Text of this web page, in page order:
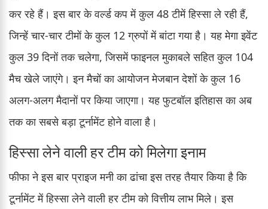
कर रहे हैं। इस बार के वर्ल्ड कप में कुल 48 टीमें हिस्सा ले रही हैं,
जिन्हें चार-चार टीमों के कुल 12 ग्रुपों में बांटा गया है। यह मेगा इवेंट
कुल 39 दिनों तक चलेगा, जिसमें फाइनल मुकाबले सहित कुल 104
मैच खेले जाएंगे। इन मैचों का आयोजन मेजबान देशों के कुल 16
अलग-अलग मैदानों पर किया जाएगा। यह फुटबॉल इतिहास का अब
तक का सबसे बड़ा टूर्नामेंट होने वाला है।
हिस्सा लेने वाली हर टीम को मिलेगा इनाम
फीफा ने इस बार प्राइज मनी का ढांचा इस तरह तैयार किया है कि
टूर्नामेंट में हिस्सा लेने वाली हर टीम को वित्तीय लाभ मिले। इस